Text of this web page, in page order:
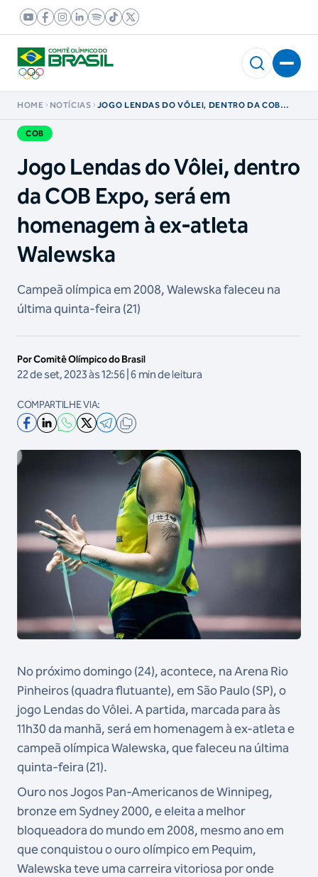
HOME NOTÍCIAS
JOGO LENDAS DO VÔLEI, DENTRO DA COB
COB
Jogo Lendas do Vôlei, dentro
da COB Expo, será em
homenagem à ex-atleta
Walewska
Campeã olímpica em 2008, Walewska faleceu na
última quinta-feira (21)
Por Comitê Olímpico do Brasil
22 de set, 2023 às 12:56 | 6 min de leitura
COMPARTILHE VIA:
No próximo domingo (24), acontece, na Arena Rio
Pinheiros (quadra flutuante), em São Paulo (SP), o
jogo Lendas do Vôlei. A partida, marcada para às
11h30 da manhã, será em homenagem à ex-atleta e
campeã olímpica Walewska, que faleceu na última
quinta-feira (21).
Ouro nos Jogos Pan-Americanos de Winnipeg,
bronze em Sydney 2000, e eleita a melhor
bloqueadora do mundo em 2008, mesmo ano em
que conquistou o ouro olímpico em Pequim,
Walewska teve uma carreira vitoriosa por onde